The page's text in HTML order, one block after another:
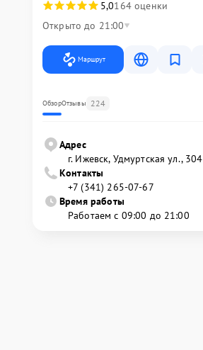
5,0164 оценки
Открыто до 21:00
Маршрут
ОбзорОтзывы 224
Адрес
г. Ижевск, Удмуртская ул., 304
Контакты
+7 (341) 265-07-67
Время работы
Работаем с 09:00 до 21:00